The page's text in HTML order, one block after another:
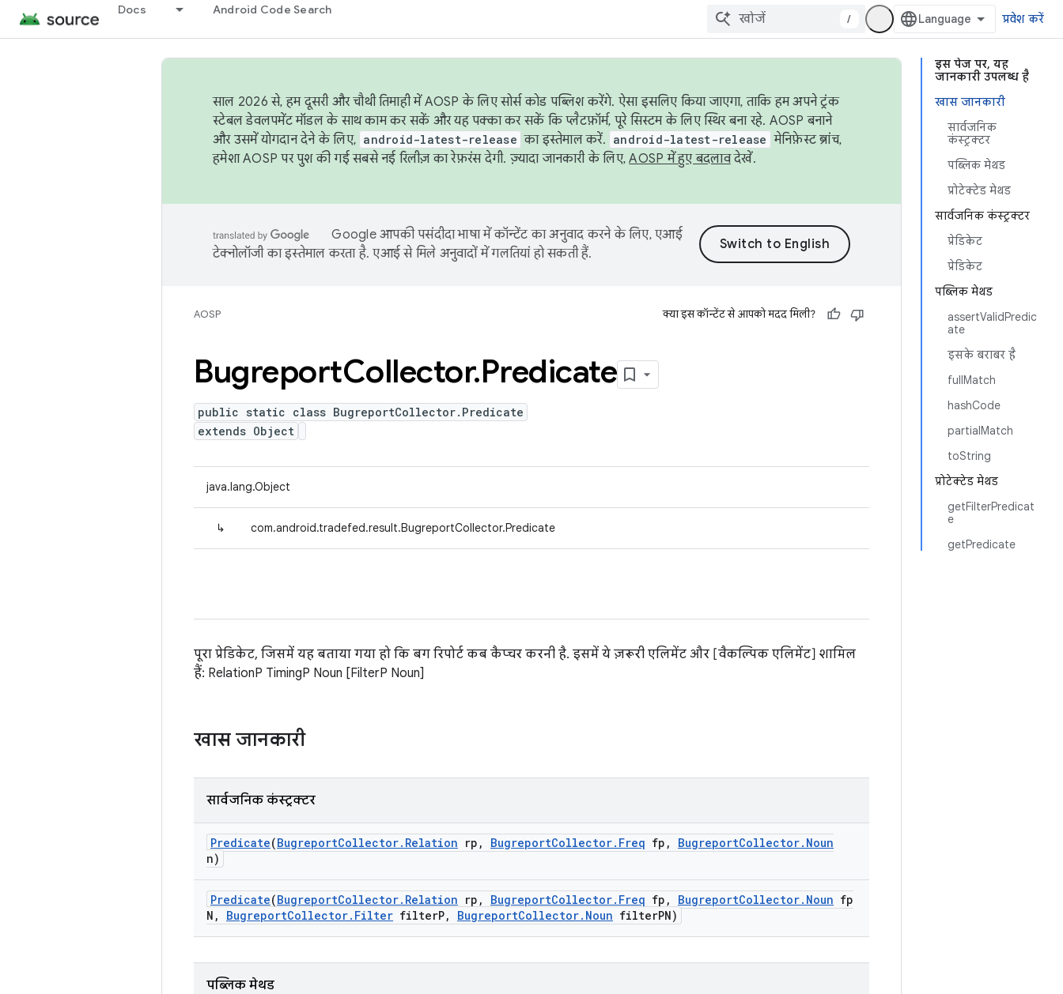
Docs Android Code Search
/ प्रवेश करें
इस पेज पर, यह
जानकारी उपलब्ध है
खास जानकारी
सार्वजनिक
कंस्ट्रक्टर
पब्लिक मेथड
प्रोटेक्टेड मेथड
सार्वजनिक कंस्ट्रक्टर
प्रेडिकेट
प्रेडिकेट
पब्लिक मेथड
assertValidPredic
ate
इसके बराबर है
fullMatch
hashCode
partialMatch
toString
प्रोटेक्टेड मेथड
getFilterPredicat
e
getPredicate
साल 2026 से, हम दूसरी और चौथी तिमाही में AOSP के लिए सोर्स कोड पब्लिश करेंगे. ऐसा इसलिए किया जाएगा, ताकि हम अपने ट्रंक
स्टेबल डेवलपमेंट मॉडल के साथ काम कर सकें और यह पक्का कर सकें कि प्लैटफ़ॉर्म, पूरे सिस्टम के लिए स्थिर बना रहे. AOSP बनाने
और उसमें योगदान देने के लिए, android-latest-release का इस्तेमाल करें. android-latest-release मेनिफ़ेस्ट ब्रांच,
हमेशा AOSP पर पुश की गई सबसे नई रिलीज़ का रेफ़रंस देगी. ज़्यादा जानकारी के लिए,AOSP में हुए बदलावदेखें.
Google आपकी पसंदीदा भाषा में कॉन्टेंट का अनुवाद करने के लिए, एआई
टेक्नोलॉजी का इस्तेमाल करता है. एआई से मिले अनुवादों में गलतियां हो सकती हैं.
AOSP क्या इस कॉन्टेंट से आपको मदद मिली?
BugreportCollector.Predicate
public static class BugreportCollector.Predicate
extends Object
java.lang.Object
↳ com.android.tradefed.result.BugreportCollector.Predicate
पूरा प्रेडिकेट, जिसमें यह बताया गया हो कि बग रिपोर्ट कब कैप्चर करनी है. इसमें ये ज़रूरी एलिमेंट और [वैकल्पिक एलिमेंट] शामिल
हैं: RelationP TimingP Noun [FilterP Noun]
खास जानकारी
सार्वजनिक कंस्ट्रक्टर
Predicate(BugreportCollector. Relation rp , BugreportCollector. Freq fp , BugreportCollector. Noun
n)
Predicate(BugreportCollector. Relation rp , BugreportCollector. Freq fp , BugreportCollector. Noun fp
N , BugreportCollector. Filter filterP, BugreportCollector. Noun filterPN)
पब्लिक मेथड